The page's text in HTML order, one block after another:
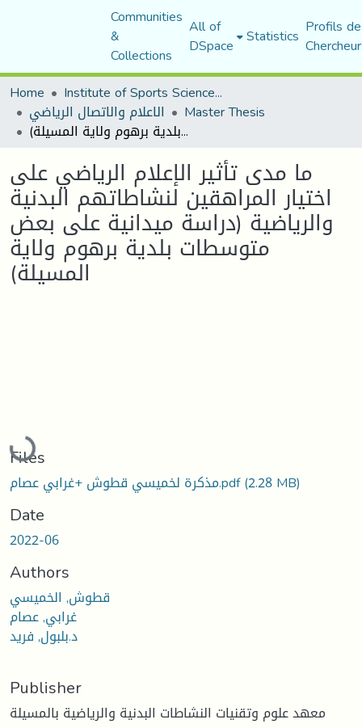
Communities
&
Collections
All of
DSpace Statistics Profils
Home
Institute of Sports Sciences and Techniques
الاعلام والاتصال الرياضي Master Thesis
ما مدى تأثير الإعلام الرياضي على اختيار المراهقين لنشاطاتهم البدنية والرياضية (دراسة ميدانية على بعض متوسطات بلدية برهوم ولاية المسيلة)
ما مدى تأثير الإعلام الرياضي على
اختيار المراهقين لنشاطاتهم البدنية
والرياضية (دراسة ميدانية على بعض
متوسطات بلدية برهوم ولاية
المسيلة)
Loading...
Files
مذكرة لخميسي قطوش +غرابي عصام.pdf(2.28 MB)
Date
2022-06
Authors
قطوش, الخميسي
غرابي, عصام
د.بلبول, فريد
Publisher
معهد علوم وتقنيات النشاطات البدنية والرياضية بالمسيلة